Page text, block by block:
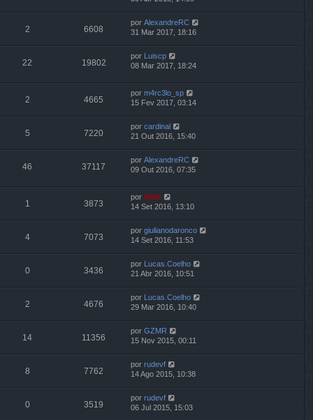
2 6608
por AlexandreRC
31 Mar 2017, 18:16
22 19802
por Luiscp
08 Mar 2017, 18:24
2 4665
por m4rc3lo_sp
15 Fev 2017, 03:14
5 7220
por cardinal
21 Out 2016, 15:40
46 37117
por AlexandreRC
09 Out 2016, 07:35
1 3873
por Abib
14 Set 2016, 13:10
4 7073
por giulianodaronco
14 Set 2016, 11:53
0 3436
por Lucas.Coelho
21 Abr 2016, 10:51
2 4676
por Lucas.Coelho
29 Mar 2016, 10:40
14 11356
por GZMR
15 Nov 2015, 00:11
8 7762
por rudevf
14 Ago 2015, 10:38
0 3519
por rudevf
06 Jul 2015, 15:03